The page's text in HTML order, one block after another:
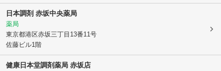
日本調剤 赤坂中央薬局
薬局
東京都港区赤坂三丁目13番11号
佐藤ビル1階
健康日本堂調剤薬局 赤坂店